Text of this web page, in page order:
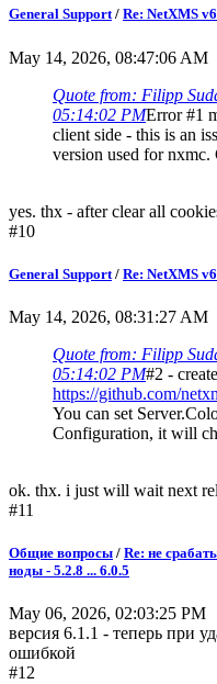
General Support/ Re: NetXMS
May 14, 2026, 08:47:06 AM
Quote from: Filipp
05:14:02 PMError #1
client side - this is an
version used for nxmc.
yes. thx - after clear all
#10
General Support / Re: NetXMS
May 14, 2026, 08:31:27 AM
Quote from: Filipp
05:14:02 PM#2 -
https://github.com/
You can set
Configuration, it will
ok. thx. i just will wait next
#11
Общие вопросы / Re: не
ноды - 5.2.8 ... 6.0.5
May 06, 2026, 02:03:25 PM
версия 6.1.1 - теперь при
ошибкой
#12